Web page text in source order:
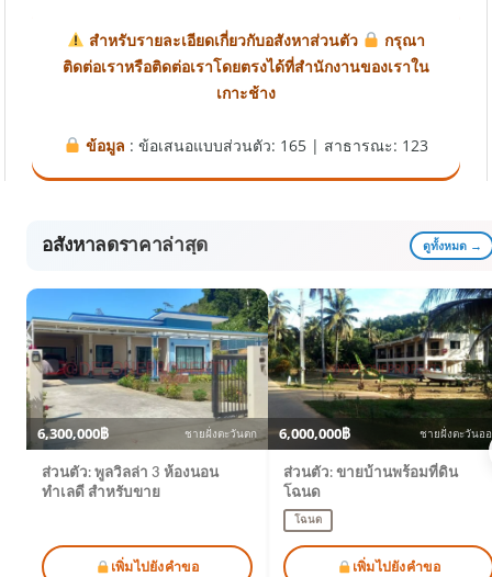
สำหรับรายละเอียดเกี่ยวกับอสังหาส่วนตัว
กรุณา
ติดต่อเราหรือติดต่อเราโดยตรงได้ที่สำนักงานของเราใน
เกาะช้าง
ข้อมูล : ข้อเสนอแบบส่วนตัว: 165 | สาธารณะ: 123
อสังหาลดราคาล่าสุด ดูทั้งหมด →
6,300,000฿ ชายฝั่งตะวันตก
ส่วนตัว: พูลวิลล่า 3 ห้องนอน
ทำเลดี สำหรับขาย
เพิ่มไปยังคำขอ
6,000,000฿ ชายฝั่งตะวันอ
ส่วนตัว: ขายบ้านพร้อมที่ดิน
โฉนด
โฉนด
เพิ่มไปยังคำขอ